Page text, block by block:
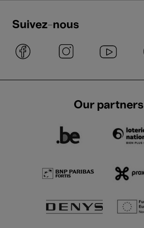
Suivez-nous
Our partners